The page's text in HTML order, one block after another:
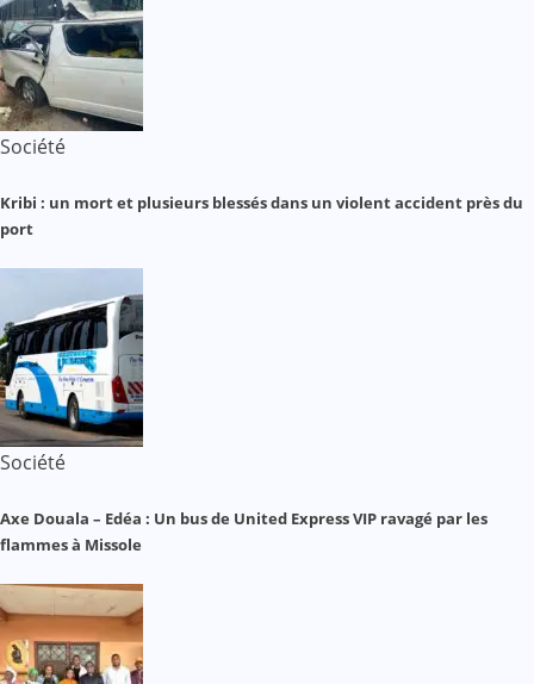
Société
Kribi : un mort et plusieurs blessés dans un violent accident près du
port
Société
Axe Douala – Edéa : Un bus de United Express VIP ravagé par les
flammes à Missole